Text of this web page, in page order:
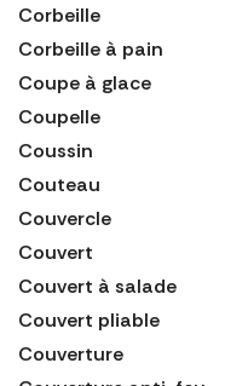
Corbeille
Corbeille à pain
Coupe à glace
Coupelle
Coussin
Couteau
Couvercle
Couvert
Couvert à salade
Couvert pliable
Couverture